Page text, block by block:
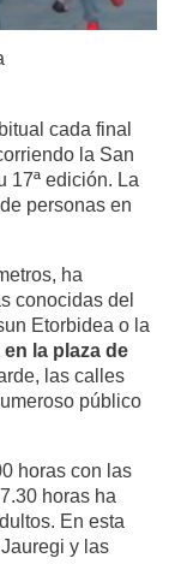
cada final
la San
17ª edición. La
personas en
ha
conocidas del
Etorbidea o la
la plaza de
las calles
público
horas con las
horas ha
En esta
y las